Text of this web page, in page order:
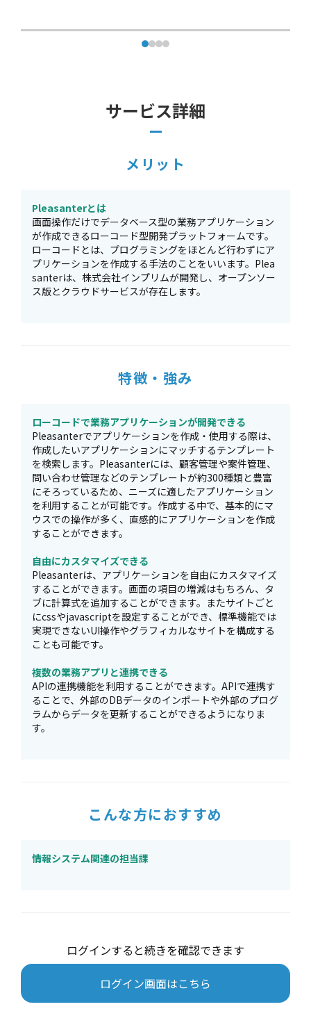
サービス詳細
メリット
Pleasanterとは
画面操作だけでデータベース型の業務アプリケーション
が作成できるローコード型開発プラットフォームです。
ローコードとは、プログラミングをほとんど行わずにア
プリケーションを作成する手法のことをいいます。Plea
santerは、株式会社インプリムが開発し、オープンソー
ス版とクラウドサービスが存在します。
特徴・強み
ローコードで業務アプリケーションが開発できる
Pleasanterでアプリケーションを作成・使用する際は、
作成したいアプリケーションにマッチするテンプレート
を検索します。Pleasanterには、顧客管理や案件管理、
問い合わせ管理などのテンプレートが約300種類と豊富
にそろっているため、ニーズに適したアプリケーション
を利用することが可能です。作成する中で、基本的にマ
ウスでの操作が多く、直感的にアプリケーションを作成
することができます。
自由にカスタマイズできる
Pleasanterは、アプリケーションを自由にカスタマイズ
することができます。画面の項目の増減はもちろん、タ
ブに計算式を追加することができます。またサイトごと
にcssやjavascriptを設定することができ、標準機能では
実現できないUI操作やグラフィカルなサイトを構成する
ことも可能です。
複数の業務アプリと連携できる
APIの連携機能を利用することができます。APIで連携す
ることで、外部のDBデータのインポートや外部のプログ
ラムからデータを更新することができるようになりま
す。
こんな方におすすめ
情報システム関連の担当課
ログインすると続きを確認できます
ログイン画面はこちら